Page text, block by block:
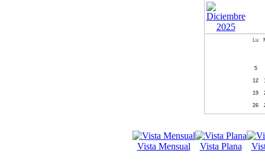
Lu
5
12
19
26
Vista Mensual Vista Plana